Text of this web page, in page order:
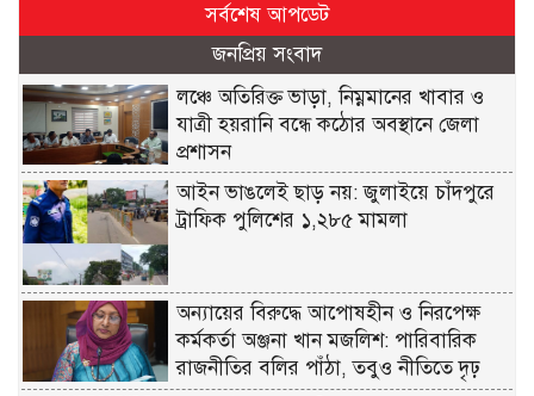
সর্বশেষ আপডেট
জনপ্রিয় সংবাদ
লঞ্চে অতিরিক্ত ভাড়া, নিম্নমানের খাবার ও
যাত্রী হয়রানি বন্ধে কঠোর অবস্থানে জেলা
প্রশাসন
আইন ভাঙলেই ছাড় নয়: জুলাইয়ে চাঁদপুরে
ট্রাফিক পুলিশের ১,২৮৫ মামলা
অন্যায়ের বিরুদ্ধে আপোষহীন ও নিরপেক্ষ
কর্মকর্তা অঞ্জনা খান মজলিশ: পারিবারিক
রাজনীতির বলির পাঁঠা, তবুও নীতিতে দৃঢ়